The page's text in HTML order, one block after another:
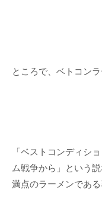
ところで、ベトコン
「ベストコンディシ
ム戦争から」という
満点のラーメンであ